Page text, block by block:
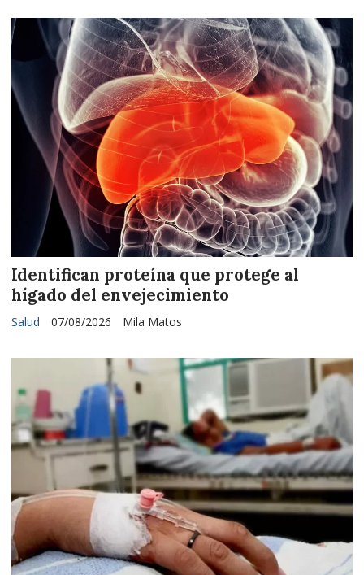
Identifican proteína que protege al
hígado del envejecimiento
Mila Matos
Salud 07/08/2026